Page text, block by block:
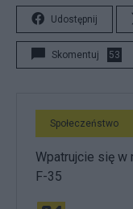
Udostępnij
Skomentuj 53
Społeczeństwo
Wpatrujcie się w
F-35